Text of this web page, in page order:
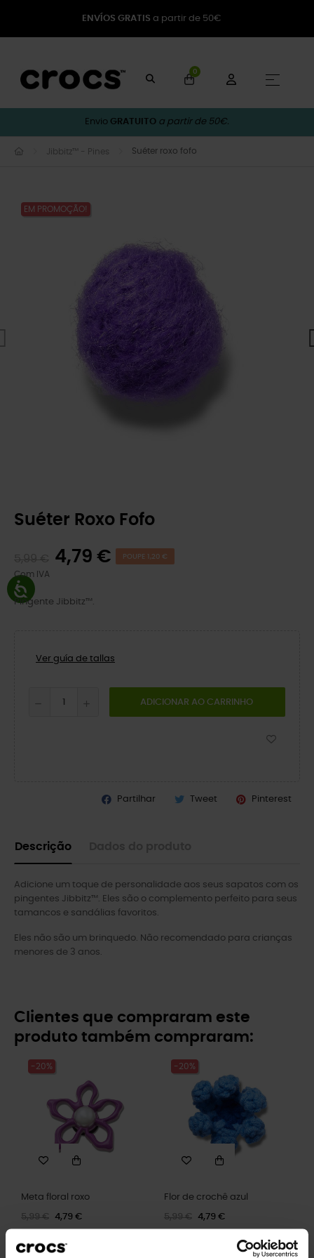
ENVÍOS GRATIS a partir de 50€
0
☰
Envio GRATUITO a partir de 50€.
Jibbitz™ - Pines Suéter roxo fofo
EM PROMOÇÃO!
Suéter Roxo Fofo
4,79 € POUPE 1,20 €
Com IVA
Pingente Jibbitz™.
Ver guía de tallas
ADICIONAR AO CARRINHO
Partilhar Tweet Pinterest
Descrição
Adicione um toque de personalidade aos seus sapatos com os
pingentes Jibbitz™. Eles são o complemento perfeito para seus
tamancos e sandálias favoritos.
Eles não são um brinquedo. Não recomendado para crianças
menores de 3 anos.
Clientes que compraram este
produto também compraram:
-20%
Meta floral roxo
5,99 € 4,79 €
-20%
Flor de crochê azul
5,99 € 4,79 €